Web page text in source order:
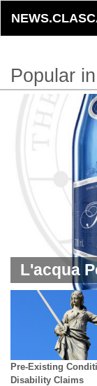
Popular
L'acqua
premium
Pre-Existing
Disability Claims